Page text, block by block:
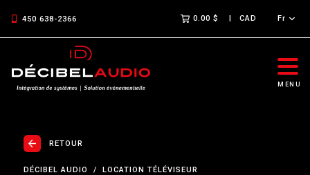
450 638-2366 0.00 $ CAD Fr
MENU
RETOUR
DÉCIBEL AUDIO LOCATION TÉLÉVISEUR